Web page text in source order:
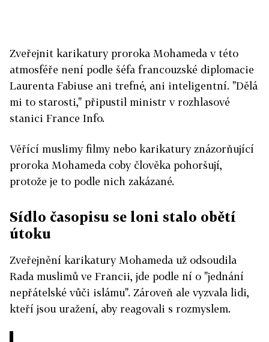
Zveřejnit karikatury proroka Mohameda v této
atmosféře není podle šéfa francouzské diplomacie
Laurenta Fabiuse ani trefné, ani inteligentní. "Dělá
mi to starosti," připustil ministr v rozhlasové
stanici France Info.
Věřící muslimy filmy nebo karikatury znázorňující
proroka Mohameda coby člověka pohoršují,
protože je to podle nich zakázané.
Sídlo časopisu se loni stalo obětí
útoku
Zveřejnění karikatury Mohameda už odsoudila
Rada muslimů ve Francii, jde podle ní o "jednání
nepřátelské vůči islámu". Zároveň ale vyzvala lidi,
kteří jsou uražení, aby reagovali s rozmyslem.